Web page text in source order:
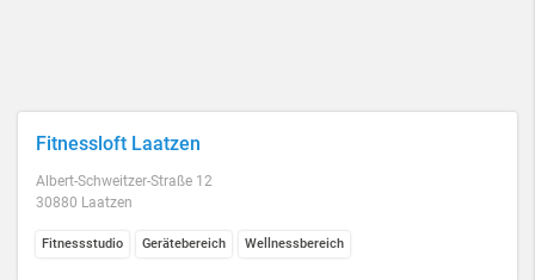
Fitnessloft Laatzen
Albert-Schweitzer-Straße 12
30880 Laatzen
Fitnessstudio Gerätebereich Wellnessbereich